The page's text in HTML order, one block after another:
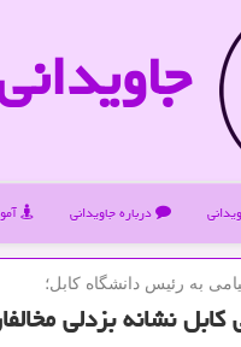
درباره جاویدانی
به رئیس دانشگاه كابل؛
كابل نشانه بزدلی